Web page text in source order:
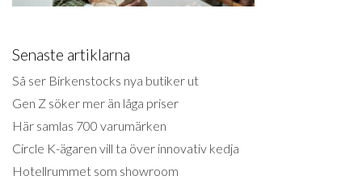
Senaste artiklarna
Så ser Birkenstocks nya butiker ut
Gen Z söker mer än låga priser
Här samlas 700 varumärken
Circle K-ägaren vill ta över innovativ kedja
Hotellrummet som showroom